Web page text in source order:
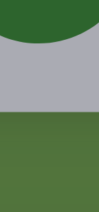
в
в пугающем
до 4 человек (пн-
4000 руб.)
в пугающем
до 4 человек (пн-
4000 руб.)